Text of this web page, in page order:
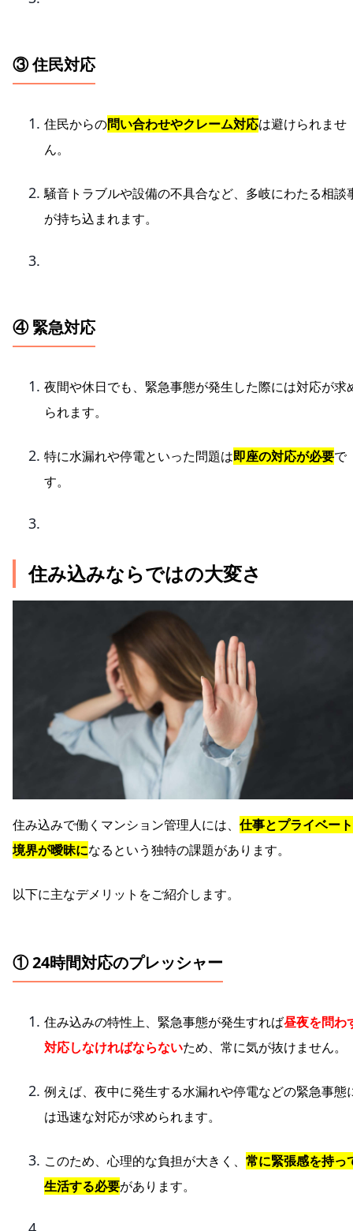
③ 住民対応
住民からの問い合わせやクレーム対応は避けられませ
ん。
騒音トラブルや設備の不具合など、多岐にわたる相談
が持ち込まれます。
④ 緊急対応
夜間や休日でも、緊急事態が発生した際には対応が求
られます。
特に水漏れや停電といった問題は即座の対応が必要で
す。
住み込みならではの大変さ
住み込みで働くマンション管理人には、 仕事とプライベー
境界が曖昧になるという独特の課題があります。
以下に主なデメリットをご紹介します。
① 24時間対応のプレッシャー
住み込みの特性上、緊急事態が発生すれば昼夜を問わ
対応しなければならないため、常に気が抜けません。
例えば、夜中に発生する水漏れや停電などの緊急事態
は迅速な対応が求められます。
このため、心理的な負担が大きく、 常に緊張感を持っ
生活する必要があります。